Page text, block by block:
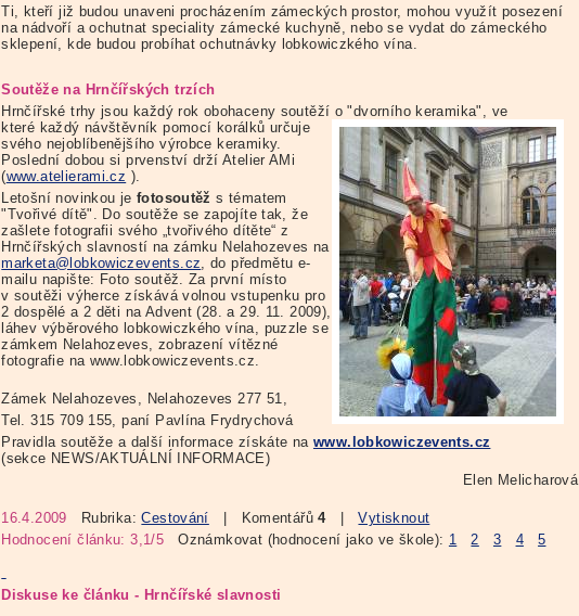
Ti, kteří již budou unaveni procházením zámeckých prostor, mohou využít posezení
na nádvoří a ochutnat speciality zámecké kuchyně, nebo se vydat do zámeckého
sklepení, kde budou probíhat ochutnávky lobkowiczkého vína.
Soutěže na Hrnčířských trzích
Hrnčířské trhy jsou každý rok obohaceny soutěží o "dvorního keramika", ve
které každý návštěvník pomocí korálků určuje
svého nejoblíbenějšího výrobce keramiky.
Poslední dobou si prvenství drží Atelier AMi
(www.atelierami.cz ).
Letošní novinkou je fotosoutěž s tématem
"Tvořivé dítě". Do soutěže se zapojíte tak, že
zašlete fotografii svého „tvořivého dítěte“ z
Hrnčířských slavností na zámku Nelahozeves na
marketa@lobkowiczevents.cz , do předmětu e-
mailu napište: Foto soutěž. Za první místo
v soutěži výherce získává volnou vstupenku pro
2 dospělé a 2 děti na Advent (28. a 29. 11. 2009),
láhev výběrového lobkowiczkého vína, puzzle se
zámkem Nelahozeves, zobrazení vítězné
fotografie na www.lobkowiczevents.cz.
Zámek Nelahozeves, Nelahozeves 277 51,
Tel. 315 709 155, paní Pavlína Frydrychová
Pravidla soutěže a další informace získáte na www.lobkowiczevents.cz
(sekce NEWS/AKTUÁLNÍ INFORMACE)
Elen Melicharová
16.4.2009 Rubrika:Cestování | Komentářů4|Vytisknout
Hodnocení článku: 3,1/5 Oznámkovat (hodnocení jako ve škole): 1 2 3 4 5
Diskuse ke článku - Hrnčířské slavnosti